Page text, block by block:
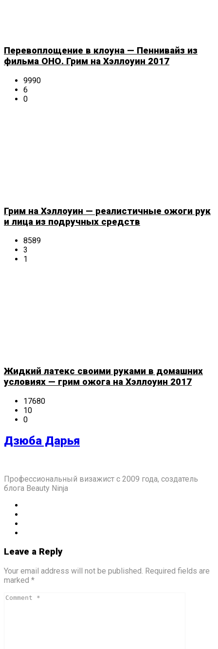
Перевоплощение в клоуна — Пеннивайз из
фильма ОНО. Грим на Хэллоуин 2017
9990
6
0
Грим на Хэллоуин — реалистичные ожоги рук
и лица из подручных средств
8589
3
1
Жидкий латекс своими руками в домашних
условиях — грим ожога на Хэллоуин 2017
17680
10
0
Дзюба Дарья
Профессиональный визажист с 2009 года, создатель
блога Beauty Ninja
Leave a Reply
Your email address will not be published. Required fields are
marked *